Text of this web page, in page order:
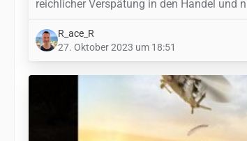
reichlicher Verspätung in den Handel und
R_ace_R
27. Oktober 2023 um 18:51